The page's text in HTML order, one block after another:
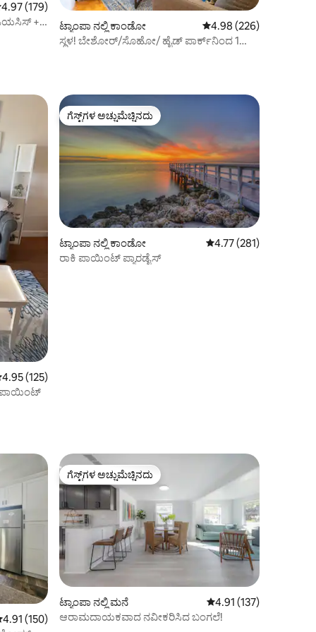
4.97 ಸರಾಸರಿ ರೇಟಿಂಗ್, 179 ವಿಮರ್ಶೆಗಳು
4.97 (179)
ಓಯಸಿಸ್ +
ಟ್ಯಾಂಪಾ ನಲ್ಲಿ ಕಾಂಡೋ 5 ರಲ್ಲಿ 4.98 ಸರಾಸರಿ
4.98 (226)
ಸ್ಥಳ! ಬೇಶೋರ್/ಸೊಹೋ/ ಹೈಡ್ ಪಾರ್ಕ್‌ನಿಂದ 1
ರಲ್ಲಿ 4.95 ಸರಾಸರಿ ರೇಟಿಂಗ್, 125 ವಿಮರ್ಶೆಗಳು
4.95 (125)
ಪಾಯಿಂಟ್
ಗೆಸ್ಟ್‌ಗಳ ಅಚ್ಚುಮೆಚ್ಚಿನದು
ಗೆಸ್ಟ್‌ಗಳ ಅಚ್ಚುಮೆಚ್ಚಿನದು
ಟ್ಯಾಂಪಾ ನಲ್ಲಿ ಕಾಂಡೋ 5 ರಲ್ಲಿ 4.77 ಸರಾಸರಿ
4.77 (281)
ರಾಕಿ ಪಾಯಿಂಟ್ ಪ್ಯಾರಡೈಸ್
ರಲ್ಲಿ 4.91 ಸರಾಸರಿ ರೇಟಿಂಗ್, 150 ವಿಮರ್ಶೆಗಳು
4.91 (150)
ಗೆಸ್ಟ್‌ಗಳ ಅಚ್ಚುಮೆಚ್ಚಿನದು
ಗೆಸ್ಟ್‌ಗಳ ಅಚ್ಚುಮೆಚ್ಚಿನದು
ಟ್ಯಾಂಪಾ ನಲ್ಲಿ ಮನೆ 5 ರಲ್ಲಿ 4.91 ಸರಾಸರಿ
4.91 (137)
ಆರಾಮದಾಯಕವಾದ ನವೀಕರಿಸಿದ ಬಂಗಲೆ!